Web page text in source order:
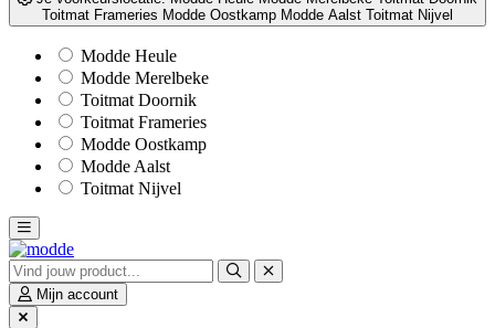
Toitmat Frameries Modde Oostkamp Modde Aalst Toitmat Nijvel
Modde Heule
Modde Merelbeke
Toitmat Doornik
Toitmat Frameries
Modde Oostkamp
Modde Aalst
Toitmat Nijvel
Mijn account